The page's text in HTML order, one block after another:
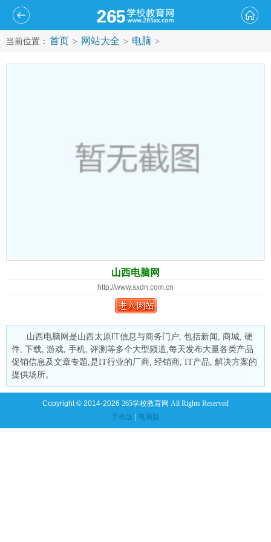
当前位置： 首页 > 网站大全 > 电脑 >
山西电脑网
http://www.sxdn.com.cn
山西电脑网是山西太原IT信息与商务门户, 包括新闻, 商城, 硬
件, 下载, 游戏, 手机, 评测等多个大型频道,每天发布大量各类产品
促销信息及文章专题,是IT行业的厂商, 经销商, IT产品, 解决方案的
提供场所。
Copyright © 2014-2026 265学校教育网 All Rights Reserved
手机版 | 电脑版